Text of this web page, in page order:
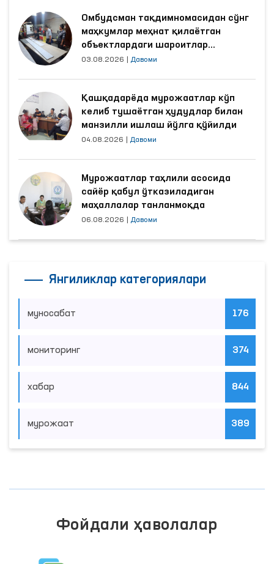
Омбудсман тақдимномасидан сўнг
маҳкумлар меҳнат қилаётган
объектлардаги шароитлар
яхшиланди
03.08.2026 Давоми
Қашқадарёда мурожаатлар кўп
келиб тушаётган ҳудудлар билан
манзилли ишлаш йўлга қўйилди
04.08.2026 Давоми
Мурожаатлар таҳлили асосида
сайёр қабул ўтказиладиган
маҳаллалар танланмоқда
06.08.2026 Давоми
Янгиликлар категориялари
муносабат 176
мониторинг 374
хабар 844
мурожаат 389
Фойдали ҳаволалар